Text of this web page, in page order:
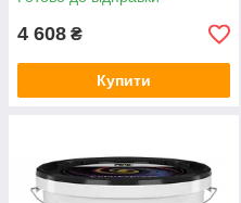
4 608 ₴
Купити